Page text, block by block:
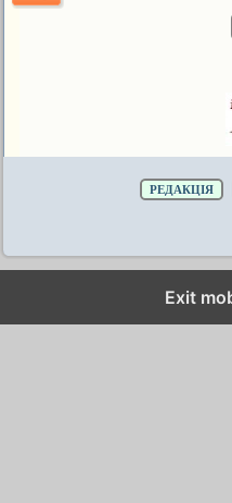
РЕДАКЦІЯ
Exit